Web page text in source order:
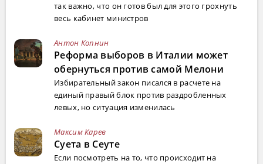
так важно, что он готов был для этого грохнуть
весь кабинет министров
Антон Копнин
Реформа выборов в Италии может
обернуться против самой Мелони
Избирательный закон писался в расчете на
единый правый блок против раздробленных
левых, но ситуация изменилась
Максим Карев
Суета в Сеуте
Если посмотреть на то, что происходит на